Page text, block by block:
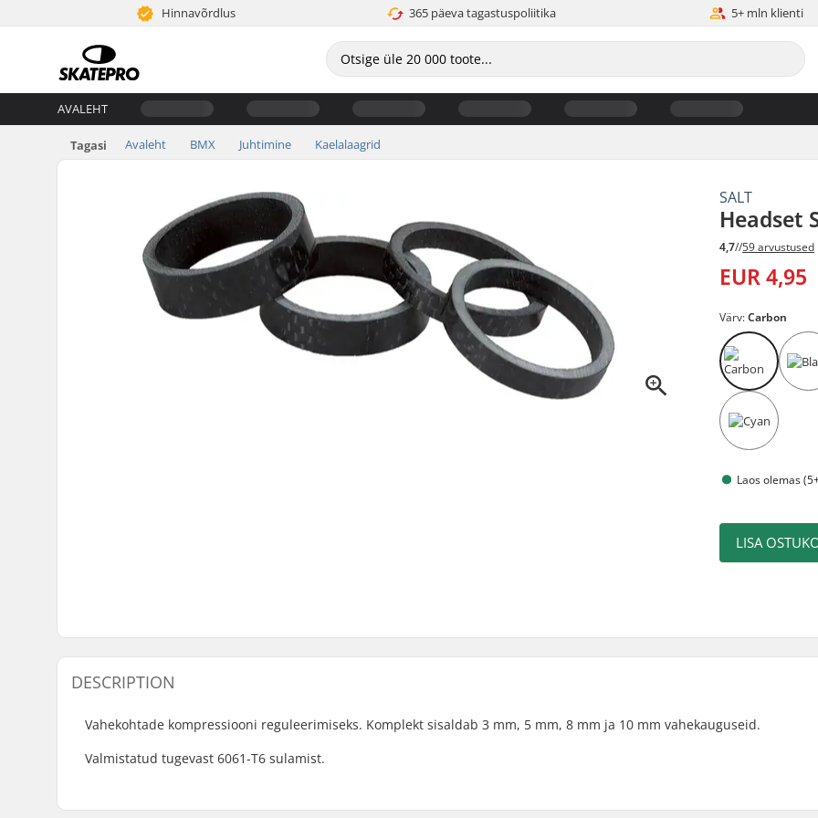
Hinnavõrdlus 365 päeva tagastuspoliitika 5+ mln klienti
AVALEHT
Tagasi Avaleht BMX Juhtimine Kaelalaagrid
SALT
Headset
4,7//59 arvustused
EUR 4,95
Värv:Carbon
Laos olemas
LISA
DESCRIPTION
Vahekohtade kompressiooni reguleerimiseks. Komplekt sisaldab 3 mm, 5 mm, 8 mm ja 10 mm vahekauguseid.
Valmistatud tugevast 6061-T6 sulamist.